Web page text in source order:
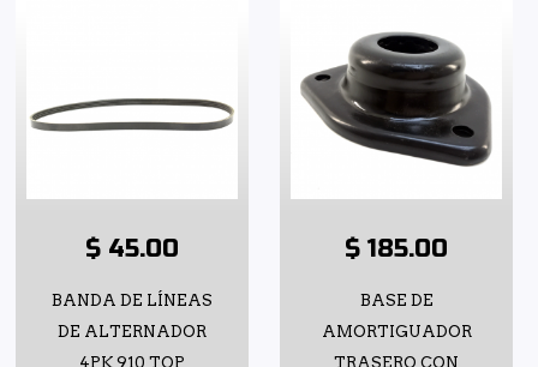
$ 45.00
BANDA DE LÍNEAS
DE ALTERNADOR
4PK 910 TOP
$ 185.00
BASE DE
AMORTIGUADOR
TRASERO CON